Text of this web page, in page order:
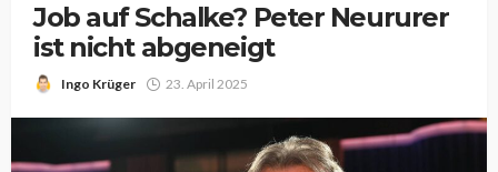
Job auf Schalke? Peter Neururer
ist nicht abgeneigt
Ingo Krüger 23. April 2025